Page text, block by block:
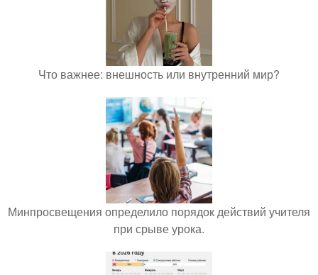
Что важнее: внешность или внутренний мир?
Минпросвещения определило порядок действий учителя
при срыве урока.